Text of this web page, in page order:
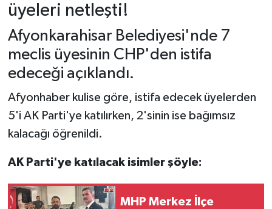
üyeleri netleşti!
Afyonkarahisar Belediyesi'nde 7
meclis üyesinin CHP'den istifa
edeceği açıklandı.
Afyonhaber kulise göre, istifa edecek üyelerden
5'i AK Parti'ye katılırken, 2'sinin ise bağımsız
kalacağı öğrenildi.
AK Parti'ye katılacak isimler şöyle:
MHP Merkez İlçe